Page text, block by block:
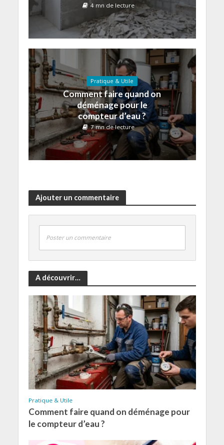
4 mn de lecture
Pratique & Utile
Comment faire quand on
déménage pour le
compteur d’eau ?
7 mn de lecture
Ajouter un commentaire
Poster un commentaire
A découvrir…
Pratique & Utile
Comment faire quand on déménage pour
le compteur d’eau ?